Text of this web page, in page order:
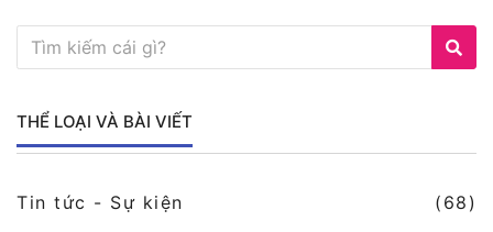
THỂ LOẠI VÀ BÀI VIẾT
Tin tức - Sự kiện
(68)